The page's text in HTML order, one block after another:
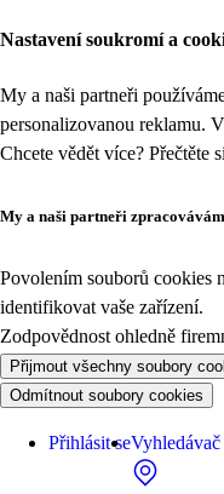
Nastavení soukromí a
My a naši partneři
personalizovanou reklamu.
Chcete vědět více? Přečtěte
My a naši partneři
Povolením souborů cookies
identifikovat vaše zařízení.
Zodpovědnost ohledně
Přijmout všechny soubory
Odmítnout soubory cookies
Přihlásit se